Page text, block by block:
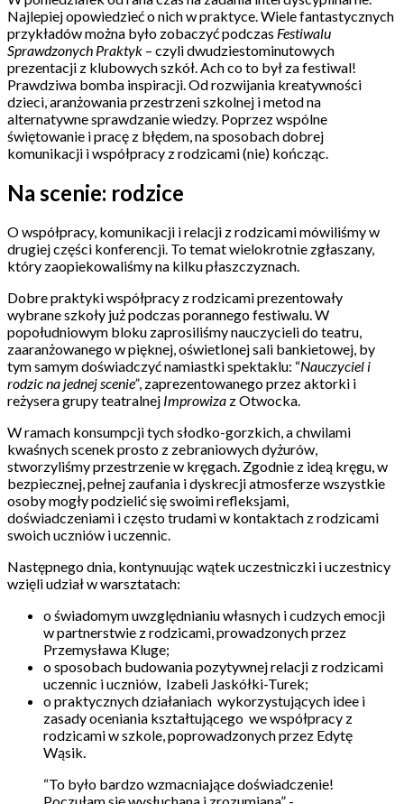
Najlepiej opowiedzieć o nich w praktyce. Wiele fantastycznych
przykładów można było zobaczyć podczas Festiwalu
Sprawdzonych Praktyk – czyli dwudziestominutowych
prezentacji z klubowych szkół. Ach co to był za festiwal!
Prawdziwa bomba inspiracji. Od rozwijania kreatywności
dzieci, aranżowania przestrzeni szkolnej i metod na
alternatywne sprawdzanie wiedzy. Poprzez wspólne
świętowanie i pracę z błędem, na sposobach dobrej
komunikacji i współpracy z rodzicami (nie) kończąc.
Na scenie: rodzice
O współpracy, komunikacji i relacji z rodzicami mówiliśmy w
drugiej części konferencji. To temat wielokrotnie zgłaszany,
który zaopiekowaliśmy na kilku płaszczyznach.
Dobre praktyki współpracy z rodzicami prezentowały
wybrane szkoły już podczas porannego festiwalu. W
popołudniowym bloku zaprosiliśmy nauczycieli do teatru,
zaaranżowanego w pięknej, oświetlonej sali bankietowej, by
tym samym doświadczyć namiastki spektaklu: “Nauczyciel i
rodzic na jednej scenie”, zaprezentowanego przez aktorki i
reżysera grupy teatralnej Improwiza z Otwocka.
W ramach konsumpcji tych słodko-gorzkich, a chwilami
kwaśnych scenek prosto z zebraniowych dyżurów,
stworzyliśmy przestrzenie w kręgach. Zgodnie z ideą kręgu, w
bezpiecznej, pełnej zaufania i dyskrecji atmosferze wszystkie
osoby mogły podzielić się swoimi refleksjami,
doświadczeniami i często trudami w kontaktach z rodzicami
swoich uczniów i uczennic.
Następnego dnia, kontynuując wątek uczestniczki i uczestnicy
wzięli udział w warsztatach:
o świadomym uwzględnianiu własnych i cudzych emocji
w partnerstwie z rodzicami, prowadzonych przez
Przemysława Kluge;
o sposobach budowania pozytywnej relacji z rodzicami
uczennic i uczniów, Izabeli Jaskółki-Turek;
o praktycznych działaniach wykorzystujących idee i
zasady oceniania kształtującego we współpracy z
rodzicami w szkole, poprowadzonych przez Edytę
Wąsik.
“To było bardzo wzmacniające doświadczenie!